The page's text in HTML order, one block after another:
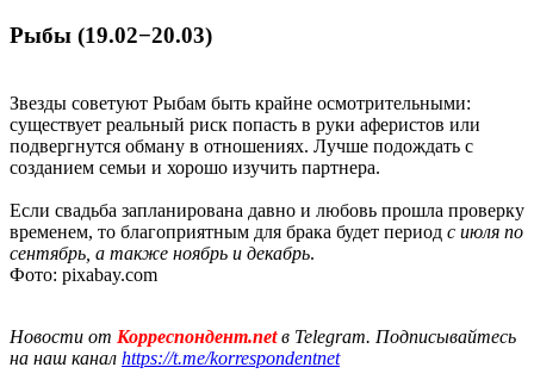
Рыбы (19.02−20.03)
Звезды советуют Рыбам быть крайне осмотрительными:
существует реальный риск попасть в руки аферистов или
подвергнутся обману в отношениях. Лучше подождать с
созданием семьи и хорошо изучить партнера.
Если свадьба запланирована давно и любовь прошла проверку
временем, то благоприятным для брака будет период с июля по
сентябрь, а также ноябрь и декабрь.
Фото: pixabay.com
Новости от Корреспондент.netв Telegram. Подписывайтесь
на наш канал https://t.me/korrespondentnet